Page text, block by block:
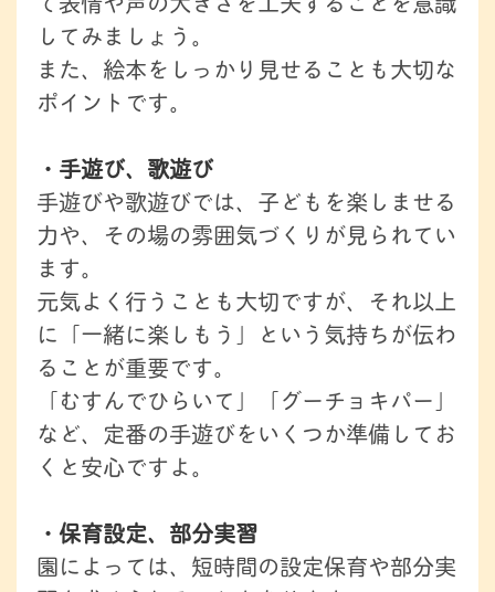
してみましょう。
また、絵本をしっかり見せることも大切な
ポイントです。
・手遊び、歌遊び
手遊びや歌遊びでは、子どもを楽しませる
力や、その場の雰囲気づくりが見られてい
ます。
元気よく行うことも大切ですが、それ以上
に「一緒に楽しもう」という気持ちが伝わ
ることが重要です。
「むすんでひらいて」「グーチョキパー」
など、定番の手遊びをいくつか準備してお
くと安心ですよ。
・保育設定、部分実習
園によっては、短時間の設定保育や部分実